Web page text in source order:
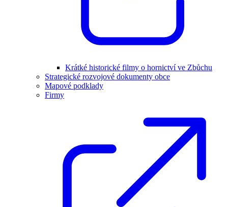
Krátké historické filmy o hornictví ve Zbůchu
Strategické rozvojové dokumenty obce
Mapové podklady
Firmy